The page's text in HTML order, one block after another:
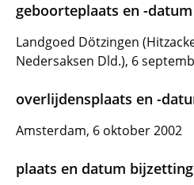
geboorteplaats en -datum
Landgoed Dötzingen
Nedersaksen Dld.), 6
overlijdensplaats en -
Amsterdam, 6 oktober 2002
plaats en datum bijzetting